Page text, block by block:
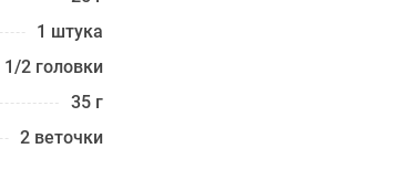
1 штука
1/2 головки
35 г
2 веточки